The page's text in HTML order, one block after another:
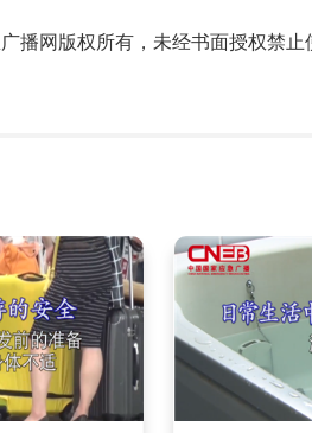
播网版权所有，未经书面授权禁